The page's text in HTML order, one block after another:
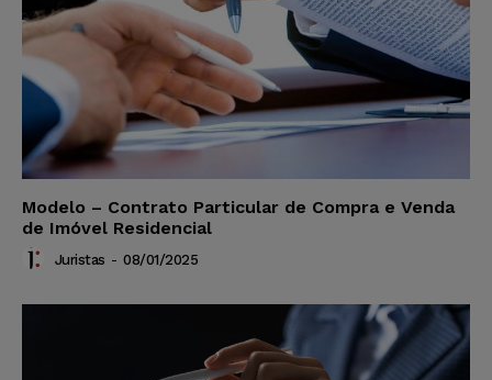
Modelo – Contrato Particular de Compra e Venda
de Imóvel Residencial
Juristas - 08/01/2025